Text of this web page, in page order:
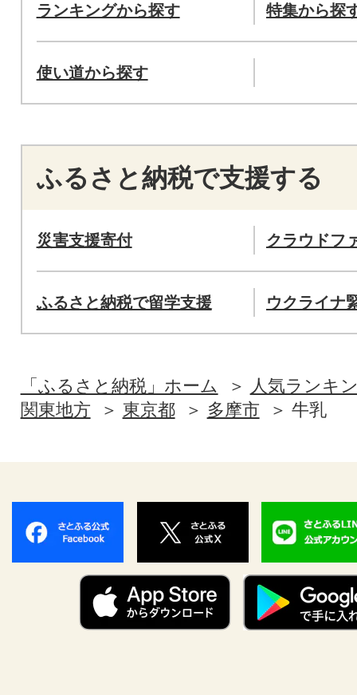
ランキングから探す 特集から探
使い道から探す
ふるさと納税で支援する
災害支援寄付 クラウドフ
ふるさと納税で留学支援 ウクライナ
「ふるさと納税」ホーム
人気ランキ
関東地方
東京都 多摩市 牛乳